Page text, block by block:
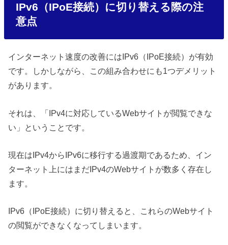
IPv6（IPoE接続）に切り替える際の注
意点
インターネット速度の改善にはIPv6（IPoE接続）が有効
です。しかしながら、この組み合わせにも1つデメリット
があります。
それは、「IPv4に対応しているWebサイトが閲覧できな
い」ということです。
現在はIPv4からIPv6に移行する過渡期であるため、イン
ターネット上にはまだIPv4のWebサイトが数多く存在し
ます。
IPv6（IPoE接続）に切り替えると、これらのWebサイト
の閲覧ができなくなってしまいます。